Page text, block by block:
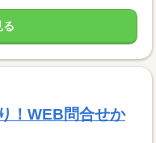
る
！WEB問合せか